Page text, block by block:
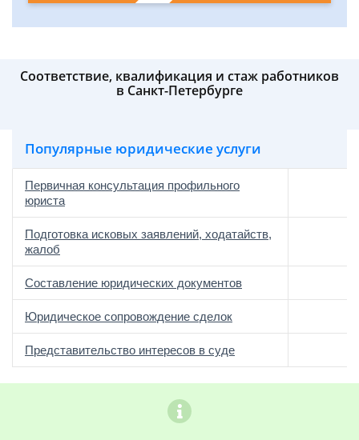
Соответствие, квалификация и стаж работников
в Санкт-Петербурге
Популярные юридические услуги
Первичная консультация профильного
юриста
Подготовка исковых заявлений, ходатайств,
жалоб
Составление юридических документов
Юридическое сопровождение сделок
Представительство интересов в суде